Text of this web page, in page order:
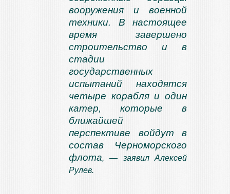
вооружения и военной
техники. В настоящее
время завершено
строительство и в
стадии
государственных
испытаний находятся
четыре корабля и один
катер, которые в
ближайшей
перспективе войдут в
состав Черноморского
флота, — заявил Алексей
Рулев.